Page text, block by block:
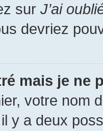
sur J’ai
devriez
mais je ne
votre nom
y a deux